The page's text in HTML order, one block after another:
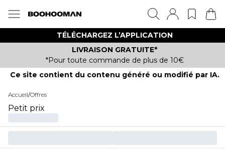
TÉLÉCHARGEZ L’APPLICATION
LIVRAISON GRATUITE*
*Pour toute commande de plus de 10€
Ce site contient du contenu généré ou modifié par IA.
Accueil/Offres
Petit prix